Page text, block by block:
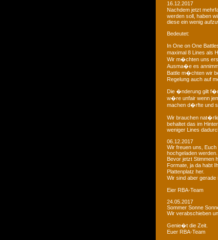
16.12.2017
Nachdem jetzt
werden soll, haben
diese ein wenig
Bedeutet:
In One on One
maximal 8 Lines als
Wir m�chten uns
Ausma�e es
Battle m�chten wir
Regelung auch auf
Die �nderung gilt f�r
w�re unfair wenn
machen d�rfte und
Wir brauchen
behaltet das im
weniger Lines
06.12.2017
Wir freuen uns,
hochgeladen werden.
Bevor jetzt Stimmen
Formate, ja da habt
Plattenplatz her.
Wir sind aber
Eier RBA-Team
24.05.2017
Sommer Sonne
Wir verabschieben
Genie�t die Zeit.
Euer RBA-Team